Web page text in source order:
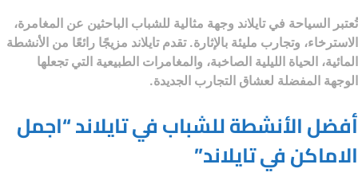
تُعتبر السياحة في تايلاند وجهة مثالية للشباب الباحثين عن المغامرة،
الاسترخاء، وتجارب مليئة بالإثارة. تقدم تايلاند مزيجًا رائعًا من الأنشطة
المائية، الحياة الليلية الصاخبة، والمغامرات الطبيعية التي تجعلها
الوجهة المفضلة لعشاق التجارب الجديدة.
أفضل الأنشطة للشباب في تايلاند “اجمل
الاماكن في تايلاند”